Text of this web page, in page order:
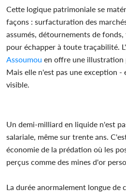
Cette logique patrimoniale se
façons : surfacturation des
assumés, détournements de
pour échapper à toute traçabilité.
Assoumou en offre une
Mais elle n'est pas une exception -
visible.
Un demi-milliard en liquide n'est
salariale, même sur trente ans.
économie de la prédation où les
perçus comme des mines d'or
La durée anormalement longue de